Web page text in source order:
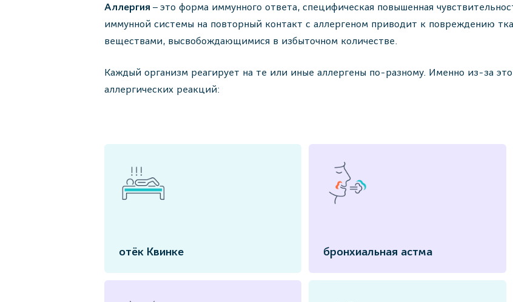
Аллергия – это форма иммунного ответа, специфическая повышенная
иммунной системы на повторный контакт с аллергеном приводит к повреждению
веществами, высвобождающимися в избыточном количестве.
Каждый организм реагирует на те или иные аллергены по-разному. Именно из-за
аллергических реакций:
отёк Квинке бронхиальная астма